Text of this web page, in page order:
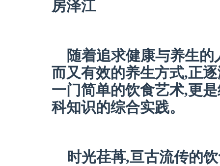
房泽江
随着追求健康与养生
而又有效的养生方式,正
一门简单的饮食艺术,更
科知识的综合实践。
时光荏苒,亘古流传的